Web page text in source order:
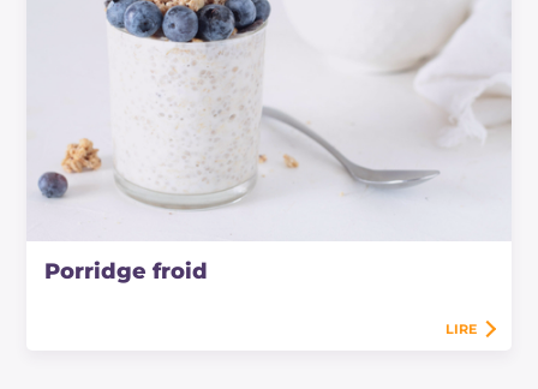
Porridge froid
LIRE